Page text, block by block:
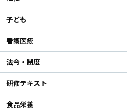
子ども
看護医療
法令・制度
研修テキスト
食品栄養